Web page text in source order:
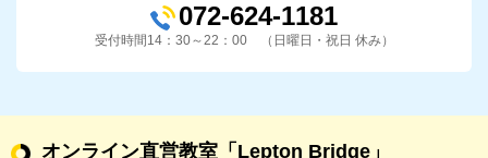
072-624-1181
受付時間14：30～22：00 （日曜日・祝日 休み）
オンライン直営教室 「Lepton Bridge」